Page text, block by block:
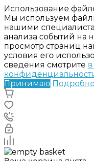
Использование
Мы используем
нашими
анализа событий на
просмотр страниц
условия его
сведения смотрите
Принимаю